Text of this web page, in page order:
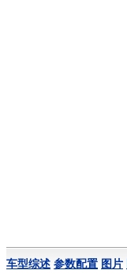
车型综述 参数配置 图片